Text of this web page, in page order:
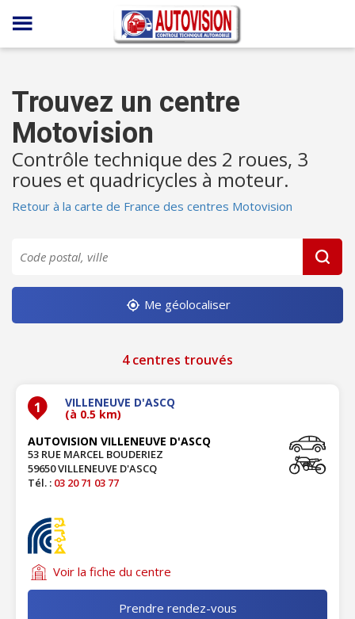
Panneau de gestion des cookies
Trouvez un centre
Motovision
Contrôle technique des 2 roues, 3
roues et quadricycles à moteur.
Retour à la carte de France des centres Motovision
Me géolocaliser
4 centres trouvés
1 VILLENEUVE D'ASCQ
(à 0.5 km)
AUTOVISION VILLENEUVE D'ASCQ
53 RUE MARCEL BOUDERIEZ
59650 VILLENEUVE D'ASCQ
Tél. : 03 20 71 03 77
Voir la fiche du centre
Prendre rendez-vous